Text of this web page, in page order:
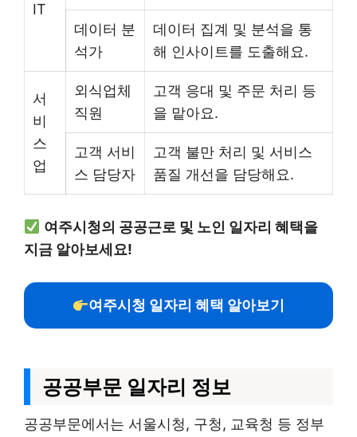
IT
데이터 분
석가
데이터 집계 및 분석을 통
해 인사이트를 도출해요.
서
비
스
업
외식업체
직원
고객 응대 및 주문 처리 등
을 맡아요.
고객 서비
스 담당자
고객 불만 처리 및 서비스
품질 개선을 담당해요.
여주시청의 공공근로 및 노인 일자리 혜택을
지금 알아보세요!
여주시청 일자리 혜택 알아보기
공공부문 일자리 정보
공공부문에서는 서울시청, 구청, 교육청 등 정부